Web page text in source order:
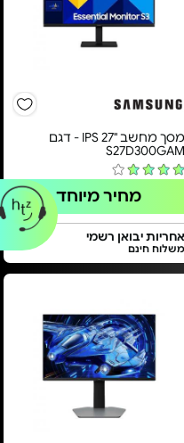
מסך מחשב "27 IPS - דגם
S27D300GAM
מחיר מיוחד
אחריות יבואן רשמי
משלוח חינם